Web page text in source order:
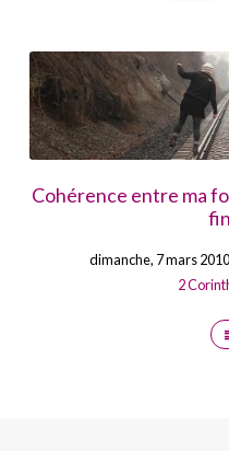
Cohérence entre ma
dimanche, 7 mars 2010
2